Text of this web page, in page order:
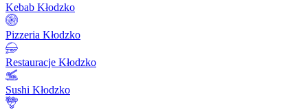
Kebab Kłodzko
Pizzeria Kłodzko
Restauracje Kłodzko
Sushi Kłodzko